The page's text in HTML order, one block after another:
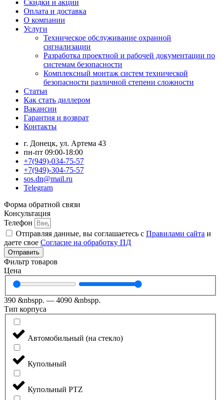
Скидки и акции
Оплата и доставка
О компании
Услуги
Техническое обслуживание охранной
сигнализации
Разработка проектной и рабочей документации по
системам безопасности
Комплексный монтаж систем технической
безопасности различной степени сложности
Статьи
Как стать диллером
Вакансии
Гарантия и возврат
Контакты
г. Донецк, ул. Артема 43
пн-пт 09:00-18:00
+7(949)-034-75-57
+7(949)-304-75-57
sos.dn@mail.ru
Telegram
Форма обратной связи
Консультация
Телефон
Отправляя данные, вы соглашаетесь с Правилами сайта и
даете свое Согласие на обработку ПД
Отправить
Фильтр товаров
Цена
390 &nbspр. — 4090 &nbspр.
Тип корпуса
Автомобильный (на стекло)
Купольный
Купольный PTZ